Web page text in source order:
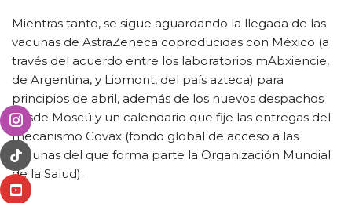
Mientras tanto, se sigue aguardando la llegada de las
vacunas de AstraZeneca coproducidas con México (a
través del acuerdo entre los laboratorios mAbxiencie,
de Argentina, y Liomont, del país azteca) para
principios de abril, además de los nuevos despachos
desde Moscú y un calendario que fije las entregas del
mecanismo Covax (fondo global de acceso a las
vacunas del que forma parte la Organización Mundial
de la Salud).